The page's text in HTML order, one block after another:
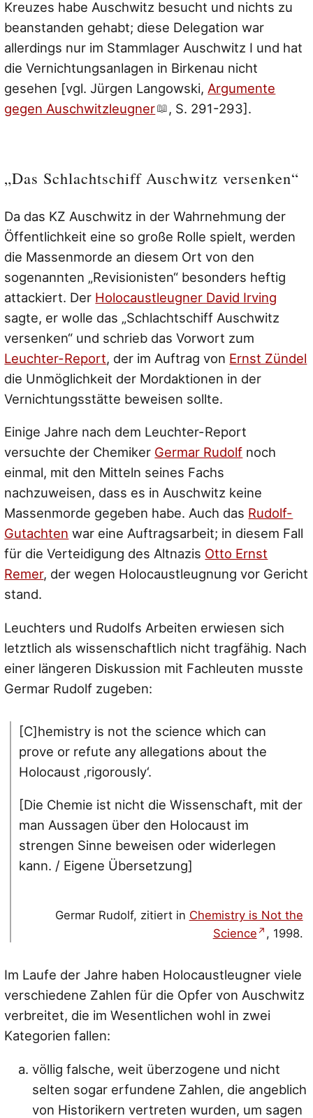
Kreuzes habe Auschwitz besucht und nichts zu
beanstanden gehabt; diese Delegation war
allerdings nur im Stammlager Auschwitz I und hat
die Vernichtungsanlagen in Birkenau nicht
gesehen [vgl. Jürgen Langowski, Argumente
gegen Auschwitzleugner
, S. 291-293].
„Das Schlachtschiff Auschwitz versenken“
Da das KZ Auschwitz in der Wahrnehmung der
Öffentlichkeit eine so große Rolle spielt, werden
die Massenmorde an diesem Ort von den
sogenannten „Revisionisten“ besonders heftig
attackiert. Der Holocaustleugner David Irving
sagte, er wolle das „Schlachtschiff Auschwitz
versenken“ und schrieb das Vorwort zum
Leuchter-Report, der im Auftrag von Ernst Zündel
die Unmöglichkeit der Mordaktionen in der
Vernichtungsstätte beweisen sollte.
Einige Jahre nach dem Leuchter-Report
versuchte der Chemiker Germar Rudolf noch
einmal, mit den Mitteln seines Fachs
nachzuweisen, dass es in Auschwitz keine
Massenmorde gegeben habe. Auch das Rudolf-
Gutachten war eine Auftragsarbeit; in diesem Fall
für die Verteidigung des Altnazis Otto Ernst
Remer, der wegen Holocaustleugnung vor Gericht
stand.
Leuchters und Rudolfs Arbeiten erwiesen sich
letztlich als wissenschaftlich nicht tragfähig. Nach
einer längeren Diskussion mit Fachleuten musste
Germar Rudolf zugeben:
[C]hemistry is not the science which can
prove or refute any allegations about the
Holocaust ‚rigorously‘.
[Die Chemie ist nicht die Wissenschaft, mit der
man Aussagen über den Holocaust im
strengen Sinne beweisen oder widerlegen
kann. / Eigene Übersetzung]
Germar Rudolf, zitiert in Chemistry is Not the
Science
, 1998.
Im Laufe der Jahre haben Holocaustleugner viele
verschiedene Zahlen für die Opfer von Auschwitz
verbreitet, die im Wesentlichen wohl in zwei
Kategorien fallen:
völlig falsche, weit überzogene und nicht
selten sogar erfundene Zahlen, die angeblich
von Historikern vertreten wurden, um sagen